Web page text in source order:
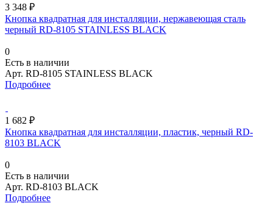
3 348 ₽
Кнопка квадратная для инсталляции, нержавеющая сталь
черный RD-8105 STAINLESS BLACK
0
Есть в наличии
Арт. RD-8105 STAINLESS BLACK
Подробнее
1 682 ₽
Кнопка квадратная для инсталляции, пластик, черный RD-
8103 BLACK
0
Есть в наличии
Арт. RD-8103 BLACK
Подробнее